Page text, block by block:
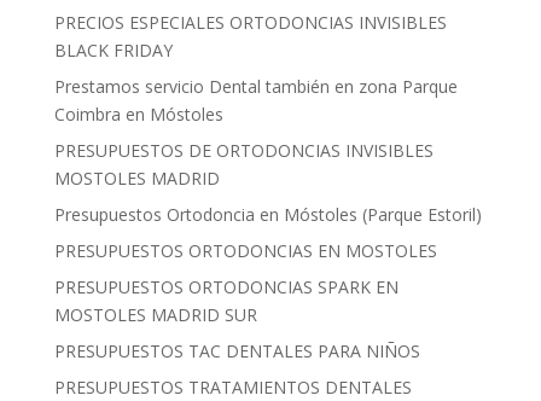
PRECIOS ESPECIALES ORTODONCIAS INVISIBLES
BLACK FRIDAY
Prestamos servicio Dental también en zona Parque
Coimbra en Móstoles
PRESUPUESTOS DE ORTODONCIAS INVISIBLES
MOSTOLES MADRID
Presupuestos Ortodoncia en Móstoles (Parque Estoril)
PRESUPUESTOS ORTODONCIAS EN MOSTOLES
PRESUPUESTOS ORTODONCIAS SPARK EN
MOSTOLES MADRID SUR
PRESUPUESTOS TAC DENTALES PARA NIÑOS
PRESUPUESTOS TRATAMIENTOS DENTALES